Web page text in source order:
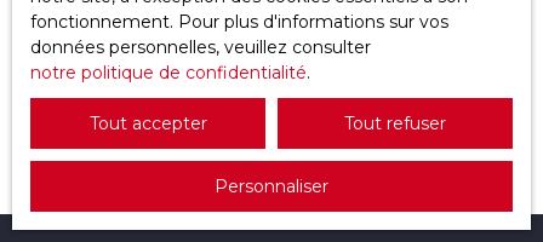
Duplex à vendre, 2 pièces - Argenteuil 95100
2pièces 40.33m²
Unique à l'Agence LE BAIL, Contactez Sébastien
duplex situé au calme dans une belle résidence
haut de gamme comprenant: Un duplex avec une
entrée sur séjour et cuisine équipée donnant par
fonctionnement. Pour plus d'informations sur vos
données personnelles, veuillez consulter
notre politique de confidentialité.
Tout accepter Tout refuser
Personnaliser